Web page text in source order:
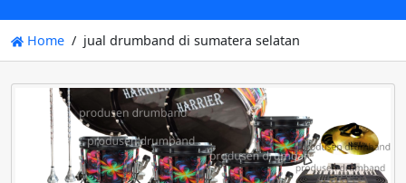
Home jual drumband di sumatera selatan